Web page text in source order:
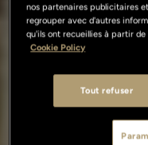
nos partenaires publicitaires
regrouper avec d'autres
qu'ils ont recueillies à partir
Cookie Policy
Tout refuser